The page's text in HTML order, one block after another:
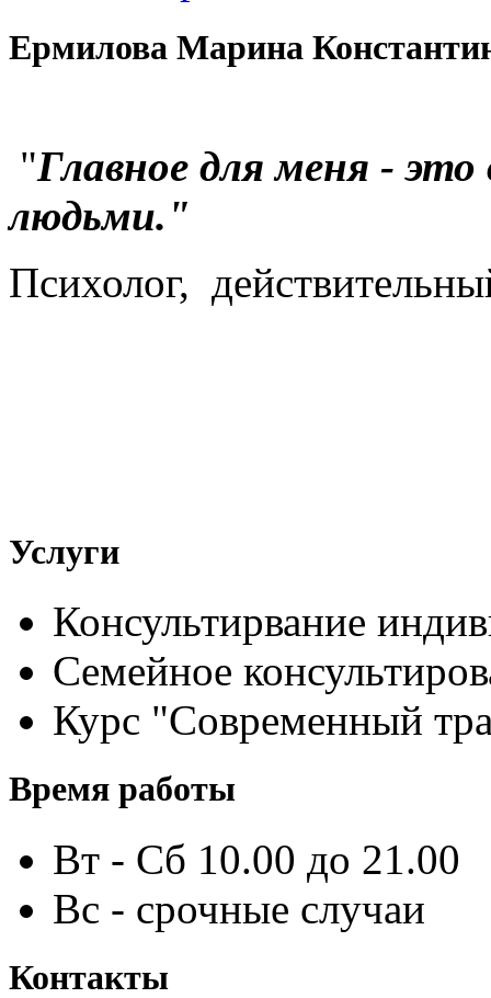
Ермилова Марина
"Главное для меня -
людьми."
Психолог,
Услуги
Консультирвание
Семейное
Курс "Современный
Время работы
Вт - Сб 10.00 до 21.00
Вс - срочные случаи
Контакты